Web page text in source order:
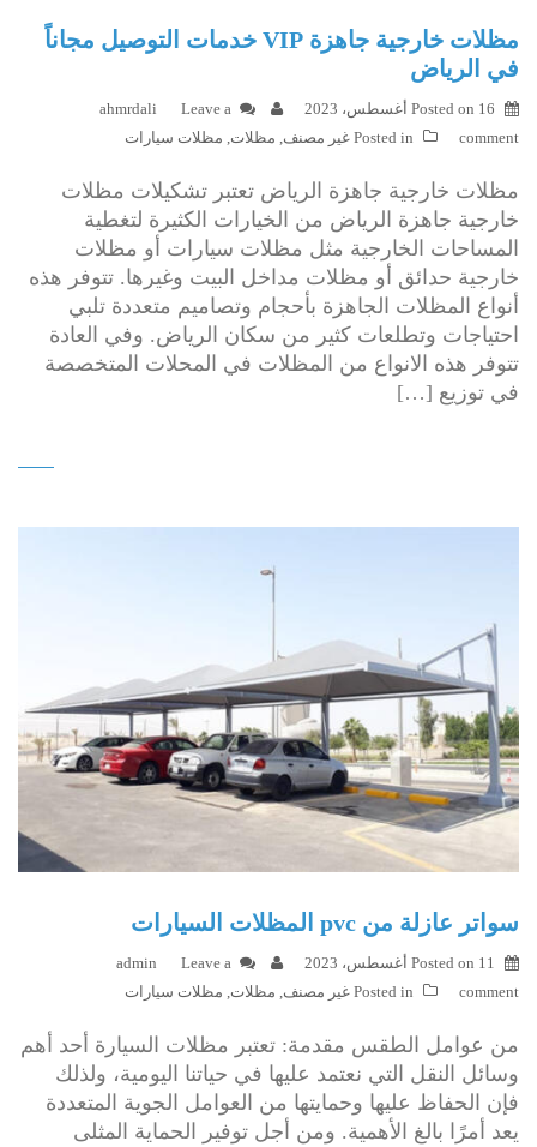
مظلات خارجية جاهزة VIP خدمات التوصيل مجاناً
في الرياض
Posted on 16 أغسطس، 2023 ahmrdali
Leave a
comment
Posted in غير مصنف, مظلات, مظلات سيارات
مظلات خارجية جاهزة الرياض تعتبر تشكيلات مظلات
خارجية جاهزة الرياض من الخيارات الكثيرة لتغطية
المساحات الخارجية مثل مظلات سيارات أو مظلات
خارجية حدائق أو مظلات مداخل البيت وغيرها. تتوفر هذه
أنواع المظلات الجاهزة بأحجام وتصاميم متعددة تلبي
احتياجات وتطلعات كثير من سكان الرياض. وفي العادة
تتوفر هذه الانواع من المظلات في المحلات المتخصصة
في توزيع […]
سواتر عازلة من pvc المظلات السيارات
Posted on 11 أغسطس، 2023 admin
Leave a
comment
Posted in غير مصنف, مظلات, مظلات سيارات
من عوامل الطقس مقدمة: تعتبر مظلات السيارة أحد أهم
وسائل النقل التي نعتمد عليها في حياتنا اليومية، ولذلك
فإن الحفاظ عليها وحمايتها من العوامل الجوية المتعددة
يعد أمرًا بالغ الأهمية. ومن أجل توفير الحماية المثلى